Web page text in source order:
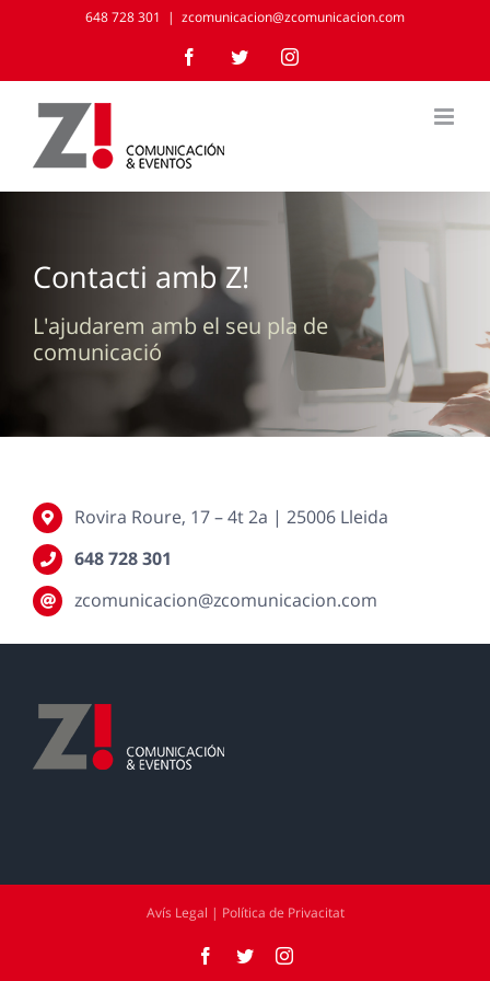
content
648 728 301 | zcomunicacion@zcomunicacion.com
FacebookTwitterInstagram
Contacti amb Z!
L'ajudarem amb el seu pla de
comunicació
Rovira Roure, 17 – 4t 2a | 25006 Lleida
648 728 301
zcomunicacion@zcomunicacion.com
Avís Legal | Política de Privacitat
Facebook
TwitterInstagram